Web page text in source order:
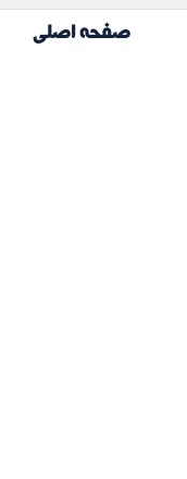
صفحه اصلی